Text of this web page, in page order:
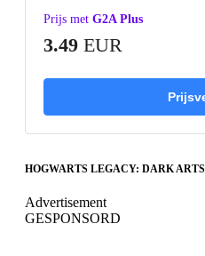
Prijs met G2A Plus
3.49 EUR
HOGWARTS LEGACY: DARK
Advertisement
GESPONSORD